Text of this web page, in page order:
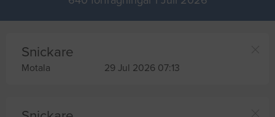
Snickare
Motala 29 Jul 2026 07:13